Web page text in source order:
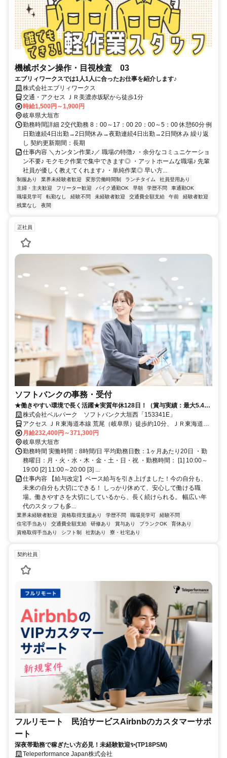
機械ボタン操作・目視検査 03
エブリィワークスでは1人1人に合ったお仕事を紹介します♪
株式会社エブリィワークス
交通・アクセス ＪＲ美濃赤坂駅から徒歩1分
時給1,500円～1,900円
岐阜県大垣市
勤務時間詳細 2交代勤務 8：00～17：00 20：00～5：00 休憩60分 例
日勤連続4日出勤→2日間休み→夜勤連続4日出勤→2日間休み 繰り返
し 契約更新期間：長期
仕事内容 ＼カンタン作業♪／ 職場の特徴♪ ・余分なコミュニケーショ
ン不要♪ モクモク作業で集中できます◎ ・アットホームな職場♪ 先輩
社員が優しく教えてくれます♪ ・単純作業◎ 早い方...
制服あり 業界未経験者歓迎 変形労働時間制 ランチタイム
社員登用あり
主婦・主夫歓迎
フリーター歓迎 バイク通勤OK 早朝 学歴不問
車通勤OK
職場見学可
転勤なし 経験不問 未経験者歓迎 交通費全額支給 午前
経験者歓迎
残業なし
夜間
正社員
ソフトバンクの事務・受付
★働きやすい環境で長く活躍★実質年休128日！（賞与実績：最大5.4か
月分）
株式会社ベルパーク ソフトバンク大垣西「153341E」
アクセス ＪＲ東海道本線 荒尾（岐阜県）徒歩約10分、ＪＲ東海道本
線 美濃赤坂徒歩約18分、養老鉄道 北大垣徒歩約19分
月給232,400円～371,300円
岐阜県大垣市
勤務時間 実働時間：8時間/日 平均勤務日数：1ヶ月あたり20日 ・勤
務曜日：月・火・水・木・金・土・日・祝 ・勤務時間： [1] 10:00～
19:00 [2] 11:00～20:00 [3] ...
仕事内容 【給与改定】ベース給与を引き上げました！今の自分も、
未来の自分も大切にできる！ しっかり休めて、安心して働ける職
場。働きやすさを大切にしているから、長く続けられる。 幅広い年
代のスタッフも多...
業界未経験者歓迎 資格取得支援あり 学歴不問 職場見学可
経験不問
住宅手当あり
交通費全額支給 研修あり 賞与あり ブランクOK
育休あり
資格取得手当あり
シフト制 社割あり 寮・社宅あり
契約社員
フルリモート 民泊サービスAirbnbのカスタマーサポ
ート
深夜帯勤務で稼ぎたい方必見！未経験歓迎✨(TP18PSM)
Teleperformance Japan株式会社